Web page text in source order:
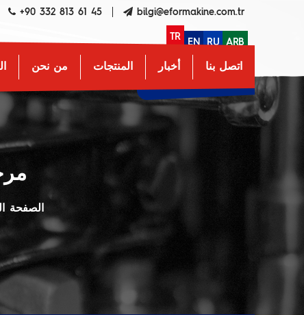
+90 332 813 61 45 bilgi@eformakine.com.tr
TR
EN RU ARB
من نحن المنتجات أخبار اتصل بنا
الصفحة